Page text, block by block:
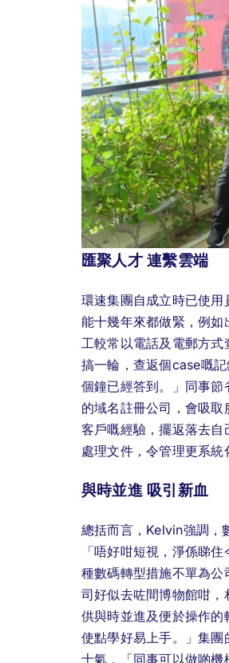
匯聚人才 連繫雲端
環速集團自成立時已使
能十幾年來都做緊，例
工較常以電話及電郵方
搞一輪，查返個case嘅
個鐘已經答到。」同事
的域名註冊公司，會吸
客戶嘅經驗，擺返落去
處理文件，令管理更系統
與時並進 吸引新血
總括而言，Kelvin強調，
「唔好咁短視，淨係睇
種數碼轉型措施不單為
司好似去咗間博物館咁
供與時並進及便於操作
使點學好易上手。」集
士氣，「同事可以做啲